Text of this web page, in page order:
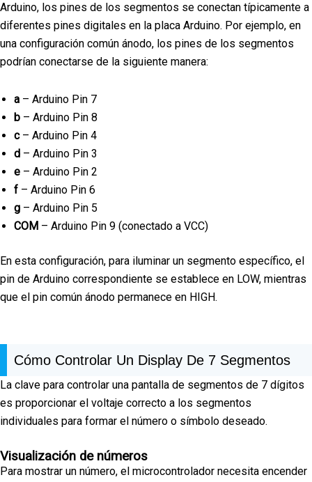
Arduino, los pines de los segmentos se conectan típicamente a
diferentes pines digitales en la placa Arduino. Por ejemplo, en
una configuración común ánodo, los pines de los segmentos
podrían conectarse de la siguiente manera:
a – Arduino Pin 7
b – Arduino Pin 8
c– Arduino Pin 4
d – Arduino Pin 3
e – Arduino Pin 2
f – Arduino Pin 6
g – Arduino Pin 5
COM – Arduino Pin 9 (conectado a VCC)
En esta configuración, para iluminar un segmento específico, el
pin de Arduino correspondiente se establece en LOW, mientras
que el pin común ánodo permanece en HIGH.
Cómo Controlar Un Display De 7 Segmentos
La clave para controlar una pantalla de segmentos de 7 dígitos
es proporcionar el voltaje correcto a los segmentos
individuales para formar el número o símbolo deseado.
Visualización de números
Para mostrar un número, el microcontrolador necesita encender